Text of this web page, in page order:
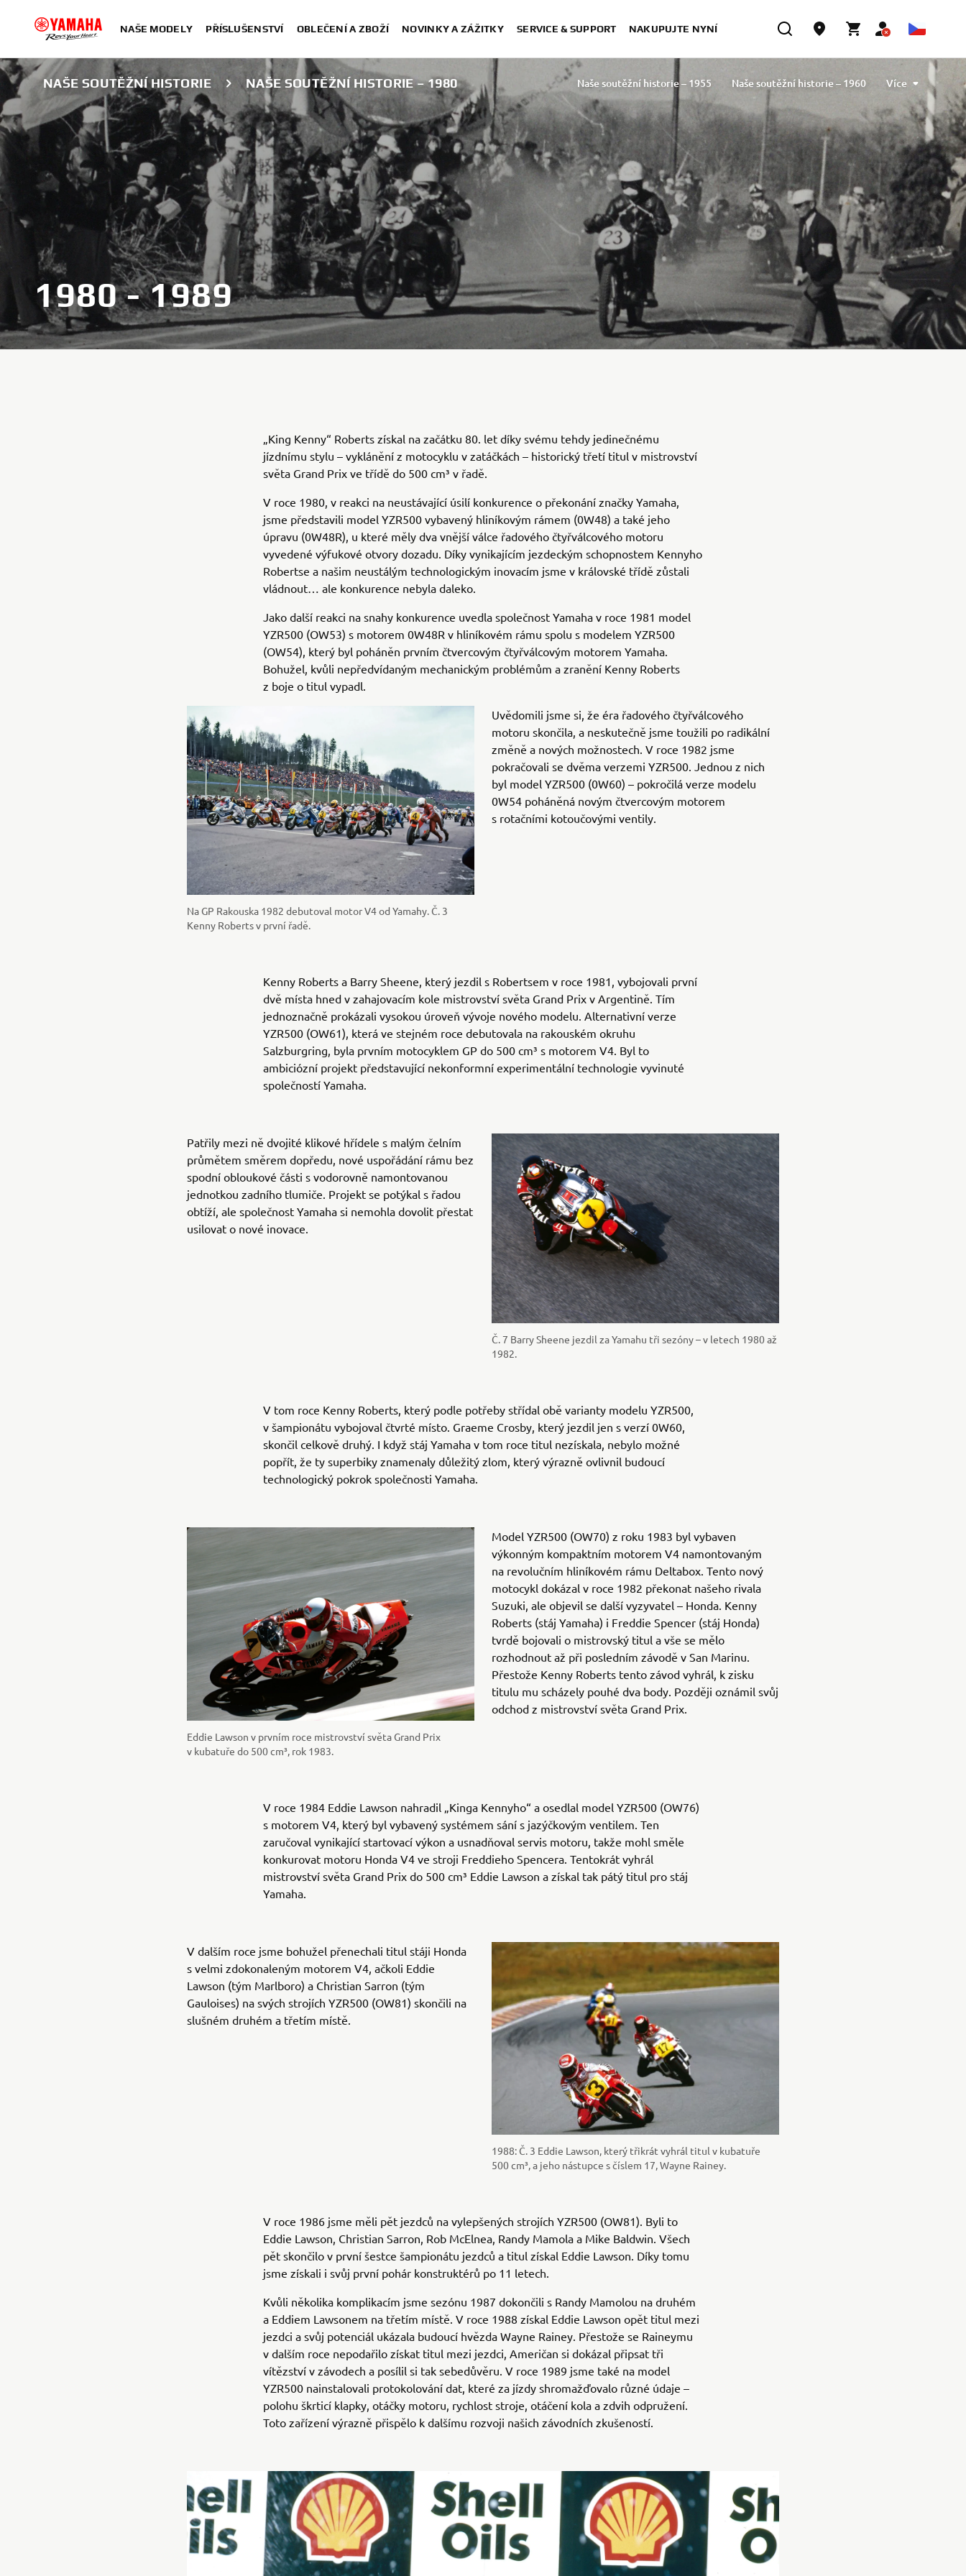
NAŠE MODELY PŘÍSLUŠENSTVÍ OBLEČENÍ A ZBOŽÍ NOVINKY A ZÁŽITKY SERVICE & SUPPORT NAKUPUJTE NYNÍ
NAŠE SOUTĚŽNÍ HISTORIE NAŠE SOUTĚŽNÍ HISTORIE – 1980 Naše soutěžní historie – 1955
Naše soutěžní historie – 1960
Naše soutěžní historie – 1970
Naše soutěžní historie – 1980
Naše soutěžní historie – 1990
2000 2010
Více
1980 - 1989
„King Kenny“ Roberts získal na začátku 80. let díky svému tehdy jedinečnému
jízdnímu stylu – vyklánění z motocyklu v zatáčkách – historický třetí titul v mistrovství
světa Grand Prix ve třídě do 500 cm³ v řadě.
V roce 1980, v reakci na neustávající úsilí konkurence o překonání značky Yamaha,
jsme představili model YZR500 vybavený hliníkovým rámem (0W48) a také jeho
úpravu (0W48R), u které měly dva vnější válce řadového čtyřválcového motoru
vyvedené výfukové otvory dozadu. Díky vynikajícím jezdeckým schopnostem Kennyho
Robertse a našim neustálým technologickým inovacím jsme v královské třídě zůstali
vládnout… ale konkurence nebyla daleko.
Jako další reakci na snahy konkurence uvedla společnost Yamaha v roce 1981 model
YZR500 (OW53) s motorem 0W48R v hliníkovém rámu spolu s modelem YZR500
(OW54), který byl poháněn prvním čtvercovým čtyřválcovým motorem Yamaha.
Bohužel, kvůli nepředvídaným mechanickým problémům a zranění Kenny Roberts
z boje o titul vypadl.
Na GP Rakouska 1982 debutoval motor V4 od Yamahy. Č. 3
Kenny Roberts v první řadě.
Uvědomili jsme si, že éra řadového čtyřválcového
motoru skončila, a neskutečně jsme toužili po radikální
změně a nových možnostech. V roce 1982 jsme
pokračovali se dvěma verzemi YZR500. Jednou z nich
byl model YZR500 (0W60) – pokročilá verze modelu
0W54 poháněná novým čtvercovým motorem
s rotačními kotoučovými ventily.
Kenny Roberts a Barry Sheene, který jezdil s Robertsem v roce 1981, vybojovali první
dvě místa hned v zahajovacím kole mistrovství světa Grand Prix v Argentině. Tím
jednoznačně prokázali vysokou úroveň vývoje nového modelu. Alternativní verze
YZR500 (OW61), která ve stejném roce debutovala na rakouském okruhu
Salzburgring, byla prvním motocyklem GP do 500 cm³ s motorem V4. Byl to
ambiciózní projekt představující nekonformní experimentální technologie vyvinuté
společností Yamaha.
Č. 7 Barry Sheene jezdil za Yamahu tři sezóny – v letech 1980 až
1982.
Patřily mezi ně dvojité klikové hřídele s malým čelním
průmětem směrem dopředu, nové uspořádání rámu bez
spodní obloukové části s vodorovně namontovanou
jednotkou zadního tlumiče. Projekt se potýkal s řadou
obtíží, ale společnost Yamaha si nemohla dovolit přestat
usilovat o nové inovace.
V tom roce Kenny Roberts, který podle potřeby střídal obě varianty modelu YZR500,
v šampionátu vybojoval čtvrté místo. Graeme Crosby, který jezdil jen s verzí 0W60,
skončil celkově druhý. I když stáj Yamaha v tom roce titul nezískala, nebylo možné
popřít, že ty superbiky znamenaly důležitý zlom, který výrazně ovlivnil budoucí
technologický pokrok společnosti Yamaha.
Eddie Lawson v prvním roce mistrovství světa Grand Prix
v kubatuře do 500 cm³, rok 1983.
Model YZR500 (OW70) z roku 1983 byl vybaven
výkonným kompaktním motorem V4 namontovaným
na revolučním hliníkovém rámu Deltabox. Tento nový
motocykl dokázal v roce 1982 překonat našeho rivala
Suzuki, ale objevil se další vyzyvatel – Honda. Kenny
Roberts (stáj Yamaha) i Freddie Spencer (stáj Honda)
tvrdě bojovali o mistrovský titul a vše se mělo
rozhodnout až při posledním závodě v San Marinu.
Přestože Kenny Roberts tento závod vyhrál, k zisku
titulu mu scházely pouhé dva body. Později oznámil svůj
odchod z mistrovství světa Grand Prix.
V roce 1984 Eddie Lawson nahradil „Kinga Kennyho“ a osedlal model YZR500 (OW76)
s motorem V4, který byl vybavený systémem sání s jazýčkovým ventilem. Ten
zaručoval vynikající startovací výkon a usnadňoval servis motoru, takže mohl směle
konkurovat motoru Honda V4 ve stroji Freddieho Spencera. Tentokrát vyhrál
mistrovství světa Grand Prix do 500 cm³ Eddie Lawson a získal tak pátý titul pro stáj
Yamaha.
1988: Č. 3 Eddie Lawson, který třikrát vyhrál titul v kubatuře
500 cm³, a jeho nástupce s číslem 17, Wayne Rainey.
V dalším roce jsme bohužel přenechali titul stáji Honda
s velmi zdokonaleným motorem V4, ačkoli Eddie
Lawson (tým Marlboro) a Christian Sarron (tým
Gauloises) na svých strojích YZR500 (OW81) skončili na
slušném druhém a třetím místě.
V roce 1986 jsme měli pět jezdců na vylepšených strojích YZR500 (OW81). Byli to
Eddie Lawson, Christian Sarron, Rob McElnea, Randy Mamola a Mike Baldwin. Všech
pět skončilo v první šestce šampionátu jezdců a titul získal Eddie Lawson. Díky tomu
jsme získali i svůj první pohár konstruktérů po 11 letech.
Kvůli několika komplikacím jsme sezónu 1987 dokončili s Randy Mamolou na druhém
a Eddiem Lawsonem na třetím místě. V roce 1988 získal Eddie Lawson opět titul mezi
jezdci a svůj potenciál ukázala budoucí hvězda Wayne Rainey. Přestože se Raineymu
v dalším roce nepodařilo získat titul mezi jezdci, Američan si dokázal připsat tři
vítězství v závodech a posílil si tak sebedůvěru. V roce 1989 jsme také na model
YZR500 nainstalovali protokolování dat, které za jízdy shromažďovalo různé údaje –
polohu škrticí klapky, otáčky motoru, rychlost stroje, otáčení kola a zdvih odpružení.
Toto zařízení výrazně přispělo k dalšímu rozvoji našich závodních zkušeností.